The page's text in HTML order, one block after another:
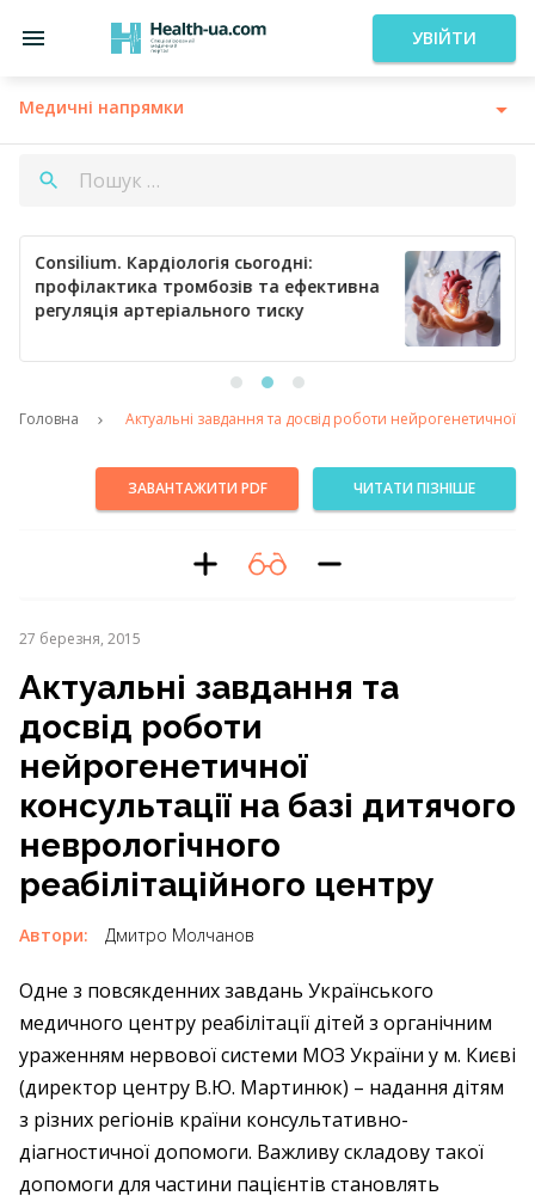
УВІЙТИ
Медичні напрямки
Consilium. Кардіологія сьогодні:
профілактика тромбозів та ефективна
регуляція артеріального тиску
Головна Актуальні завдання та досвід роботи нейрогенетичної
ЗАВАНТАЖИТИ PDF ЧИТАТИ ПІЗНІШЕ
27 березня, 2015
Актуальні завдання та
досвід роботи
нейрогенетичної
консультації на базі дитячого
неврологічного
реабілітаційного центру
Автори: Дмитро Молчанов
Одне з повсякденних завдань Українського
медичного центру реабілітації дітей з органічним
ураженням нервової системи МОЗ України у м. Києві
(директор центру В.Ю. Мартинюк) – надання дітям
з різних регіонів країни консультативно-
діагностичної допомоги. Важливу складову такої
допомоги для частини пацієнтів становлять